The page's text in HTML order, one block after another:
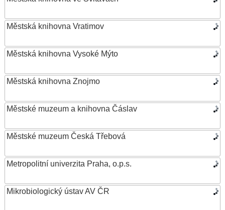
Městská knihovna Vratimov
Městská knihovna Vysoké Mýto
Městská knihovna Znojmo
Městské muzeum a knihovna Čáslav
Městské muzeum Česká Třebová
Metropolitní univerzita Praha, o.p.s.
Mikrobiologický ústav AV ČR